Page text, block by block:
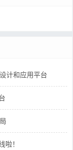
计和应用平台
啦！